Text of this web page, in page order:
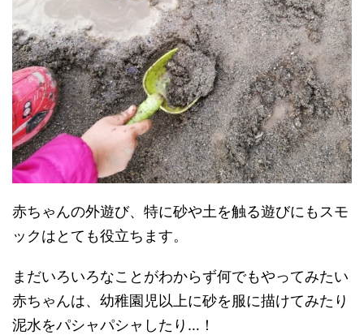
赤ちゃんの外遊び、特に砂や土を触る遊びにもスモ
ックはとても役立ちます。
まだいろいろなことがわからず何でもやってみたい
赤ちゃんは、幼稚園児以上に砂を服に描けてみたり
泥水をパシャパシャしたり…！